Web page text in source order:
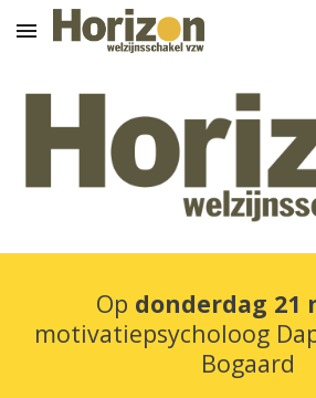
Skip to main content
Op donderdag 21
motivatiepsycholoog
Bogaard